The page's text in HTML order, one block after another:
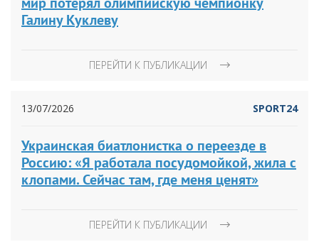
Галину Куклеву
ПЕРЕЙТИ К ПУБЛИКАЦИИ
13/07/2026 SPORT24
Украинская биатлонистка о переезде в
Россию: «Я работала посудомойкой, жила с
клопами. Сейчас там, где меня ценят»
ПЕРЕЙТИ К ПУБЛИКАЦИИ